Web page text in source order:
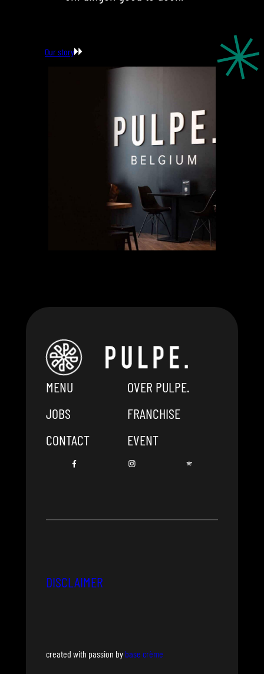
Our story
MENU
OVER PULPE.
JOBS
FRANCHISE
CONTACT
EVENT
DISCLAIMER
created with passion by base crème